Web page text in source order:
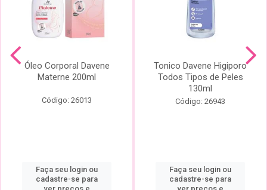
Óleo Corporal Davene
Materne 200ml
Código: 26013
Faça seu login ou
cadastre-se para
Tonico Davene Higiporo
Todos Tipos de Peles
130ml
Código: 26943
Faça seu login ou
cadastre-se para